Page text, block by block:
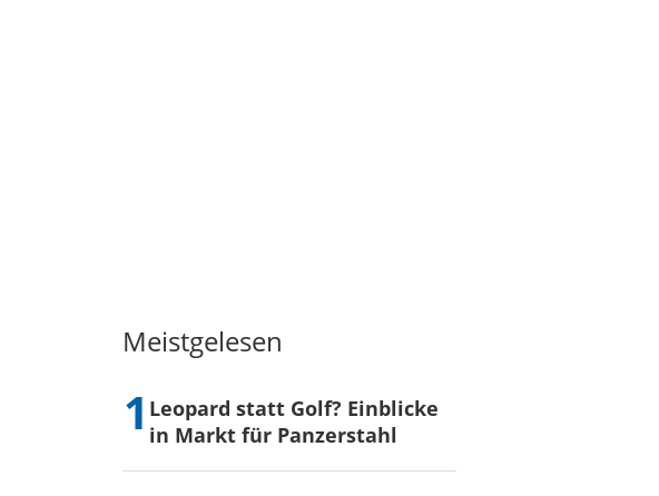
Meistgelesen
Leopard statt Golf? Einblicke
in Markt für Panzerstahl